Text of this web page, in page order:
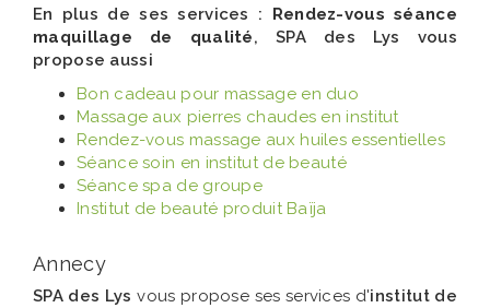
En plus de ses services :
Rendez-vous séance
maquillage de qualité, SPA des Lys vous
propose aussi
Bon cadeau pour massage en duo
Massage aux pierres chaudes en institut
Rendez-vous massage aux huiles essentielles
Séance soin en institut de beauté
Séance spa de groupe
Institut de beauté produit Baïja
Annecy
SPA des Lys vous propose ses services d'institut de